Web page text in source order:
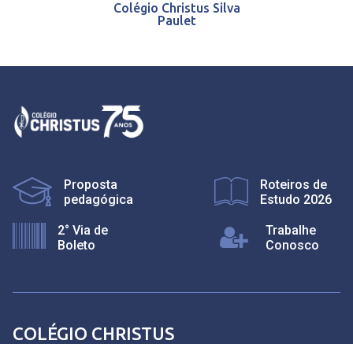
Colégio Christus Silva
Paulet
Proposta
pedagógica
Roteiros de
Estudo 2026
2° Via de
Boleto
Trabalhe
Conosco
COLÉGIO CHRISTUS